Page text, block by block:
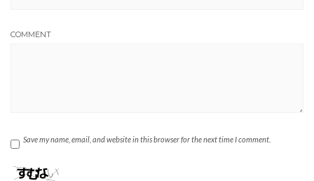
COMMENT
Save my name, email, and website in this browser for the next time I comment.